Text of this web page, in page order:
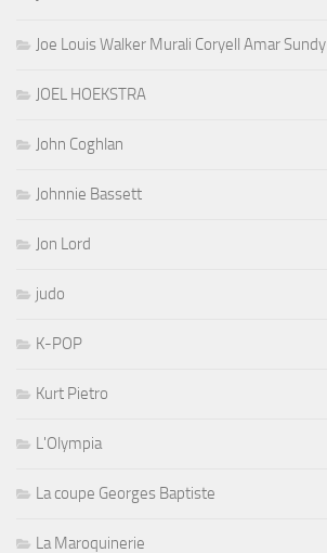
Joe Louis Walker Murali Coryell Amar Sundy
JOEL HOEKSTRA
John Coghlan
Johnnie Bassett
Jon Lord
judo
K-POP
Kurt Pietro
L'Olympia
La coupe Georges Baptiste
La Maroquinerie